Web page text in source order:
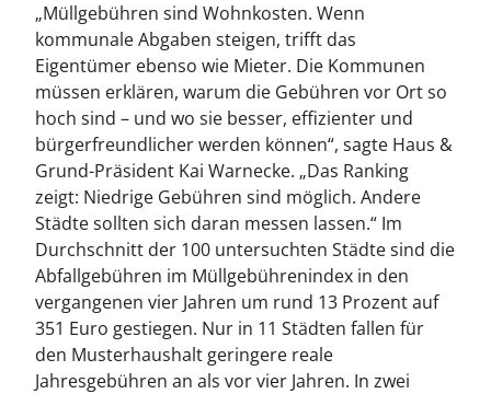
„Müllgebühren sind Wohnkosten. Wenn
kommunale Abgaben steigen, trifft das
Eigentümer ebenso wie Mieter. Die Kommunen
müssen erklären, warum die Gebühren vor Ort so
hoch sind – und wo sie besser, effizienter und
bürgerfreundlicher werden können“, sagte Haus &
Grund-Präsident Kai Warnecke. „Das Ranking
zeigt: Niedrige Gebühren sind möglich. Andere
Städte sollten sich daran messen lassen.“ Im
Durchschnitt der 100 untersuchten Städte sind die
Abfallgebühren im Müllgebührenindex in den
vergangenen vier Jahren um rund 13 Prozent auf
351 Euro gestiegen. Nur in 11 Städten fallen für
den Musterhaushalt geringere reale
Jahresgebühren an als vor vier Jahren. In zwei